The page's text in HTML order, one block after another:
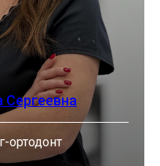
ортодонт